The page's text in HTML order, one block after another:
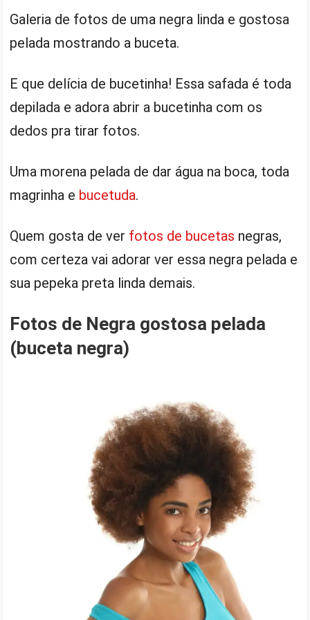
Galeria de fotos de uma negra linda e gostosa
pelada mostrando a buceta.
E que delícia de bucetinha! Essa safada é toda
depilada e adora abrir a bucetinha com os
dedos pra tirar fotos.
Uma morena pelada de dar água na boca, toda
magrinha e bucetuda.
Quem gosta de ver fotos de bucetas negras,
com certeza vai adorar ver essa negra pelada e
sua pepeka preta linda demais.
Fotos de Negra gostosa pelada
(buceta negra)